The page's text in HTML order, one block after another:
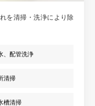
を清掃・洗浄により除
、配管洗浄
清掃
槽清掃